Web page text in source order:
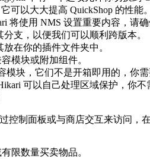
它可以大大提高 QuickShop 的性能。
将使用 NMS 设置重要内容，请
分支，以便我们可以顺利跨版本。
放在你的插件文件夹中。
模块或附加组件。
模块，它们不是开箱即用的，你需
可以自己处理区域保护，你不
控制面板或与商店交互来访问，
限数量买卖物品。